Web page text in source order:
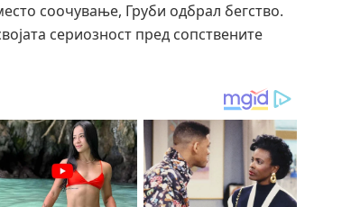
соочување, Груби одбрал бегство.
сериозност пред сопствените